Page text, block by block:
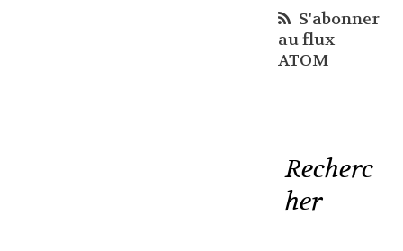
S'abonner
au flux
ATOM
Recherc
her